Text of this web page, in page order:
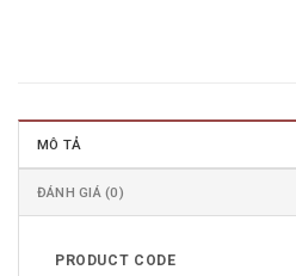
MÔ TẢ
ĐÁNH GIÁ (0)
PRODUCT CODE